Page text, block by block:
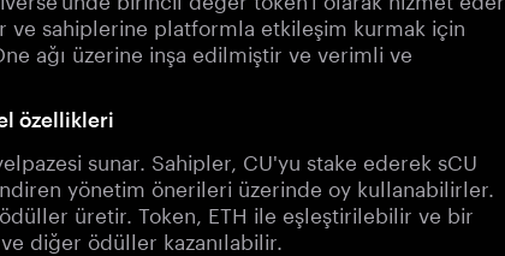
ve sahiplerine platformla etkileşim kurmak için
ağı üzerine inşa edilmiştir ve verimli ve
özellikleri
sunar. Sahipler, CU'yu stake ederek sCU
yönetim önerileri üzerinde oy kullanabilirler.
üretir. Token, ETH ile eşleştirilebilir ve bir
diğer ödüller kazanılabilir.